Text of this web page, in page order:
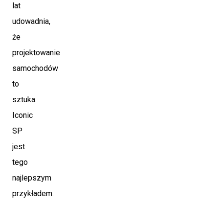
lat
udowadnia,
że
projektowanie
samochodów
to
sztuka.
Iconic
SP
jest
tego
najlepszym
przykładem.